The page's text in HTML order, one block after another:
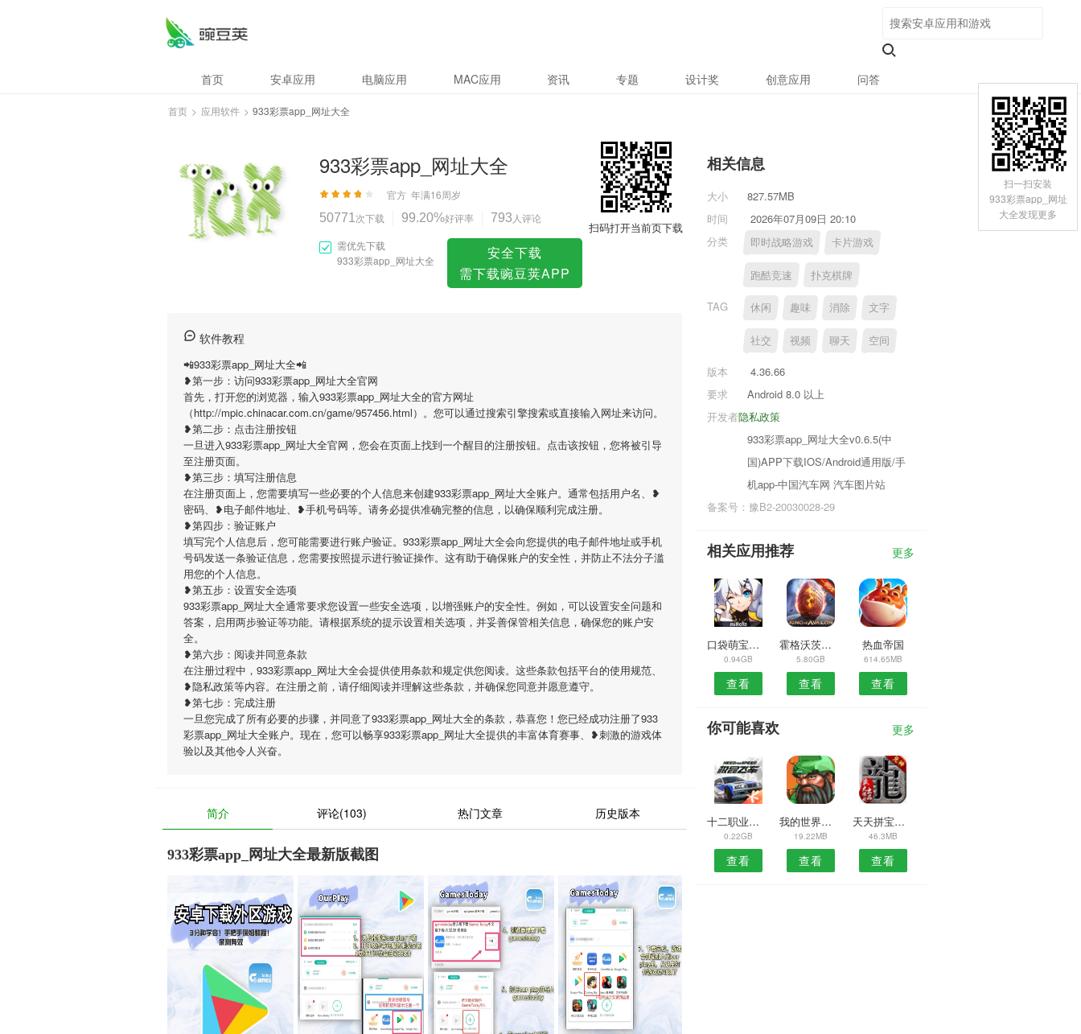
首页 安卓应用 电脑应用 MAC应用 资讯 专题 设计奖 创意应用 问答
首页 > 应用软件 > 933彩票app_网址大全
933彩票app_网址大全
官方 年满16周岁
50771 次下载 99.20%好评率 793 人评论
需优先下载
933彩票app_网址大全
安全下载
需下载豌豆荚APP
扫码打开当前页下载
软件教程
📲933彩票app_网址大全📲
❥第一步：访问933彩票app_网址大全官网
首先，打开您的浏览器，输入933彩票app_网址大全的官方网址
（http://mpic.chinacar.com.cn/game/957456.html）。您可以通过搜索引擎搜索或直接输入网址来访问。
❥第二步：点击注册按钮
一旦进入933彩票app_网址大全官网，您会在页面上找到一个醒目的注册按钮。点击该按钮，您将被引导
至注册页面。
❥第三步：填写注册信息
在注册页面上，您需要填写一些必要的个人信息来创建933彩票app_网址大全账户。通常包括用户名、❥
密码、❥电子邮件地址、❥手机号码等。请务必提供准确完整的信息，以确保顺利完成注册。
❥第四步：验证账户
填写完个人信息后，您可能需要进行账户验证。933彩票app_网址大全会向您提供的电子邮件地址或手机
号码发送一条验证信息，您需要按照提示进行验证操作。这有助于确保账户的安全性，并防止不法分子滥
用您的个人信息。
❥第五步：设置安全选项
933彩票app_网址大全通常要求您设置一些安全选项，以增强账户的安全性。例如，可以设置安全问题和
答案，启用两步验证等功能。请根据系统的提示设置相关选项，并妥善保管相关信息，确保您的账户安
全。
❥第六步：阅读并同意条款
在注册过程中，933彩票app_网址大全会提供使用条款和规定供您阅读。这些条款包括平台的使用规范、
❥隐私政策等内容。在注册之前，请仔细阅读并理解这些条款，并确保您同意并愿意遵守。
❥第七步：完成注册
一旦您完成了所有必要的步骤，并同意了933彩票app_网址大全的条款，恭喜您！您已经成功注册了933
彩票app_网址大全账户。现在，您可以畅享933彩票app_网址大全提供的丰富体育赛事、❥刺激的游戏体
验以及其他令人兴奋。
简介 评论(103) 热门文章 历史版本
933彩票app_网址大全最新版截图
相关信息
大小
827.57MB
时间
2026年07月09日 20:10
分类
即时战略游戏 卡片游戏
跑酷竞速 扑克棋牌
TAG 休闲 趣味 消除 文字
社交 视频 聊天 空间
版本
4.36.66
要求
Android 8.0 以上
隐私政策
开发者
933彩票app_网址大全v0.6.5(中
国)APP下载IOS/Android通用版/手
机app-中国汽车网 汽车图片站
备案号：豫B2-20030028-29
相关应用推荐 更多
口袋萌宝联盟
0.94GB
查看
霍格沃茨之遗基准MOD
5.80GB
查看
热血帝国
614.65MB
查看
你可能喜欢 更多
十二职业传奇
0.22GB
查看
我的世界故事版
19.22MB
查看
天天拼宝优惠券
46.3MB
查看
扫一扫安装
933彩票app_网址
大全发现更多